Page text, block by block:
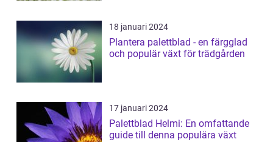
18 januari 2024
Plantera palettblad - en färgglad
och populär växt för trädgården
17 januari 2024
Palettblad Helmi: En omfattande
guide till denna populära växt